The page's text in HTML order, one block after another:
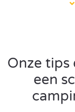
kampeervakantie om
strand, een meer,
hun intiemer
de berghelling of
campings bieden u
buitensporten in de
Onze tips
een